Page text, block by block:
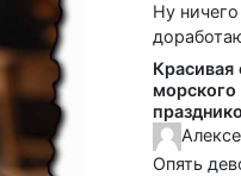
Ну
Опять